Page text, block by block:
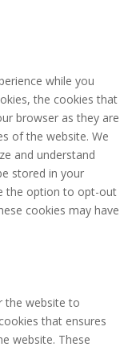
while you
the cookies that
browser as they are
of the website. We
and understand
stored in your
the option to opt-out
cookies may have
the website to
that ensures
website. These